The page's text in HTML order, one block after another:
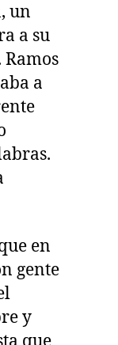
un
a su
a
en
gente
y